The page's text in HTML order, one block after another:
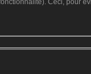
Ceci, pour